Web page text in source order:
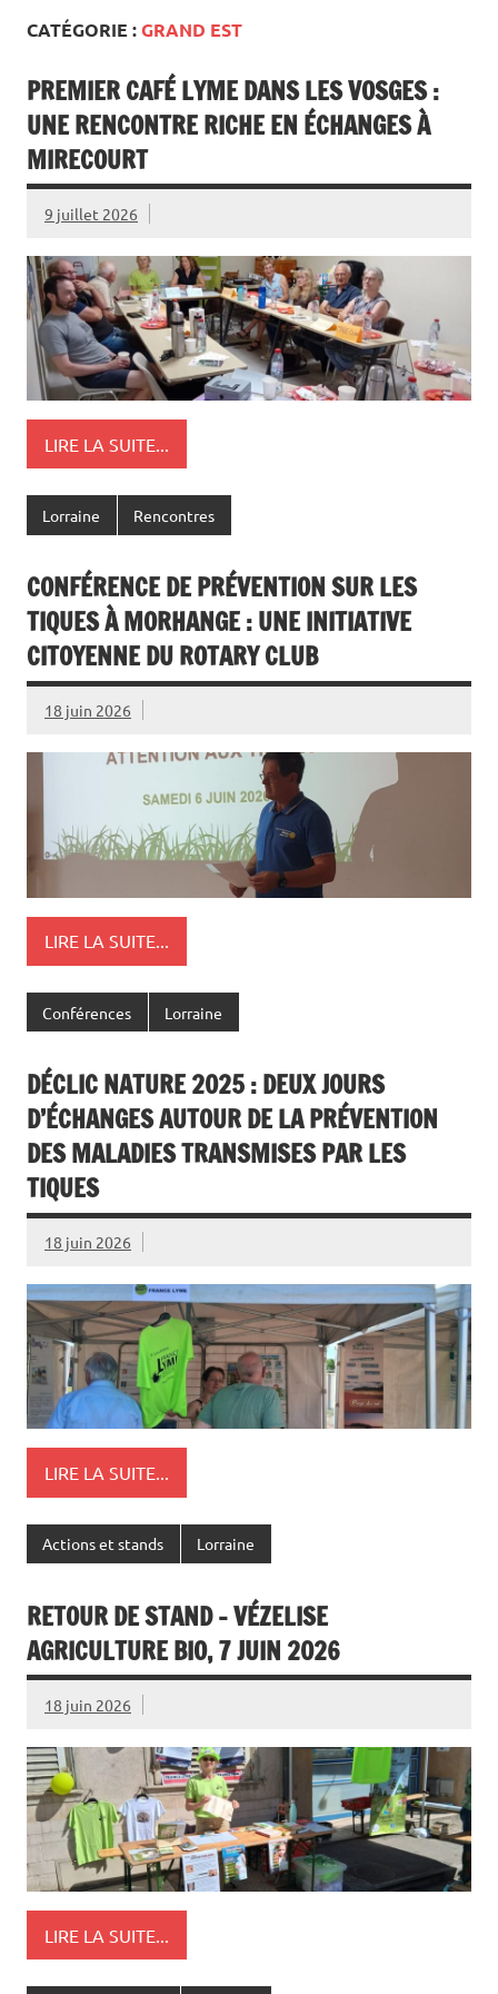
CATÉGORIE :GRAND EST
PREMIER CAFÉ LYME DANS LES VOSGES :
UNE RENCONTRE RICHE EN ÉCHANGES À
MIRECOURT
9 juillet 2026
LIRE LA SUITE...
Lorraine Rencontres
CONFÉRENCE DE PRÉVENTION SUR LES
TIQUES À MORHANGE : UNE INITIATIVE
CITOYENNE DU ROTARY CLUB
18 juin 2026
LIRE LA SUITE...
Conférences Lorraine
DÉCLIC NATURE 2025 : DEUX JOURS
D’ÉCHANGES AUTOUR DE LA PRÉVENTION
DES MALADIES TRANSMISES PAR LES
TIQUES
18 juin 2026
LIRE LA SUITE...
Actions et stands Lorraine
RETOUR DE STAND – VÉZELISE
AGRICULTURE BIO, 7 JUIN 2026
18 juin 2026
LIRE LA SUITE...